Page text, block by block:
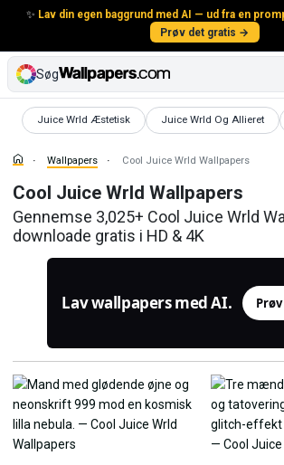
✨ Lav din egen baggrund med AI — ud fra en
Prøv det gratis →
Søg
Juice Wrld Æstetisk
Wallpapers Juice Wrld Og Allieret
Wallpapers
Wallpapers Cool Juice Wrld Wallpapers
Cool Juice Wrld Wallpapers
Gennemse 3,025+ Cool Juice Wrld
downloade gratis i HD & 4K
Lav wallpapers med AI.